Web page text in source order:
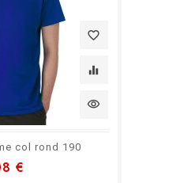
favorite_border
equalizer
visibility
col rond 190
€